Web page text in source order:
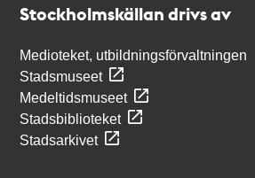
Stockholmskällan drivs av
Medioteket, utbildningsförvaltningen
Stadsmuseet
Medeltidsmuseet
Stadsbiblioteket
Stadsarkivet